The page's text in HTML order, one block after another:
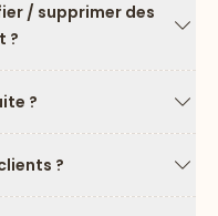
/ supprimer des
?
?
?